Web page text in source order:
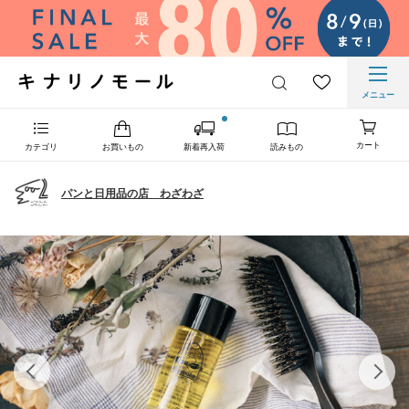
メニュー
カテゴリ お買いもの 新着再入荷 読みもの カート
パンと日用品の店 わざわざ